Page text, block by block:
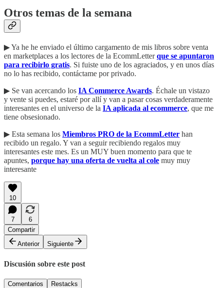
Otros temas de la semana
▶︎ Ya he he enviado el último cargamento de mis libros sobre venta
en marketplaces a los lectores de la EcommLetterque se apuntaron
para recibirlo gratis. Si fuiste uno de los agraciados, y en unos días
no lo has recibido, contáctame por privado.
▶︎ Se van acercando los IA Commerce Awards. Échale un vistazo
y vente si puedes, estaré por allí y van a pasar cosas verdaderamente
interesantes en el universo de la IA aplicada al ecommerce, que me
tiene obsesionado.
▶︎ Esta semana los Miembros PRO de la EcommLetter han
recibido un regalo. Y van a seguir recibiendo regalos muy
interesantes este mes. Es un MUY buen momento para que te
apuntes, porque hay una oferta de vuelta al cole muy muy
interesante
10
7
6
Compartir
Anterior
Siguiente
Discusión sobre este post
Comentarios Restacks